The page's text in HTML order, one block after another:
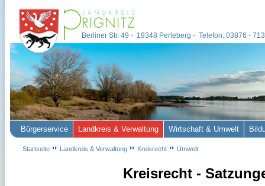
Kreisrecht -
Berliner Str. 49 - 19348 Perleberg - Telefon: 03876 -
Bürgerservice Landkreis & Verwaltung Wirtschaft & Umwelt
Startseite Landkreis & Verwaltung Kreisrecht Umwelt